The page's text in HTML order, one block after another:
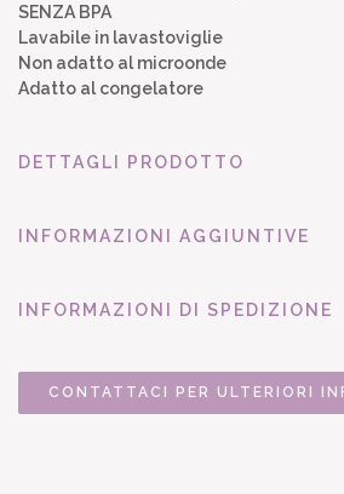
SENZA BPA
Lavabile in lavastoviglie
Non adatto al microonde
Adatto al congelatore
DETTAGLI PRODOTTO
INFORMAZIONI AGGIUNTIVE
INFORMAZIONI DI SPEDIZIONE
CONTATTACI PER ULTERIORI